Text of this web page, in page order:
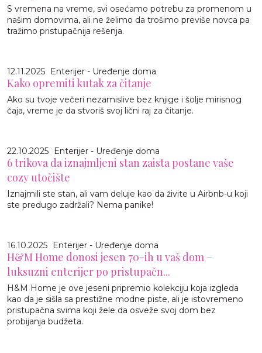
S vremena na vreme, svi osećamo potrebu za promenom u
našim domovima, ali ne želimo da trošimo previše novca pa
tražimo pristupačnija rešenja.
12.11.2025 Enterijer - Uređenje doma
Kako opremiti kutak za čitanje
Ako su tvoje večeri nezamislive bez knjige i šolje mirisnog
čaja, vreme je da stvoriš svoj lični raj za čitanje.
22.10.2025 Enterijer - Uređenje doma
6 trikova da iznajmljeni stan zaista postane vaše
cozy utočište
Iznajmili ste stan, ali vam deluje kao da živite u Airbnb-u koji
ste predugo zadržali? Nema panike!
16.10.2025 Enterijer - Uređenje doma
H&M Home donosi jesen 70-ih u vaš dom –
luksuzni enterijer po pristupačn...
H&M Home je ove jeseni pripremio kolekciju koja izgleda
kao da je sišla sa prestižne modne piste, ali je istovremeno
pristupačna svima koji žele da osveže svoj dom bez
probijanja budžeta.